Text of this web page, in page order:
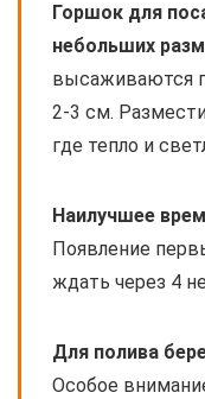
Горшок для
небольших
высаживаются
2-3 см.
где тепло и
Наилучшее
Появление
ждать через 4
Для полива
Особое